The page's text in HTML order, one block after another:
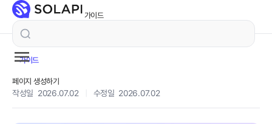
가이드
가이드
페이지 생성하기
작성일 2026.07.02 수정일 2026.07.02